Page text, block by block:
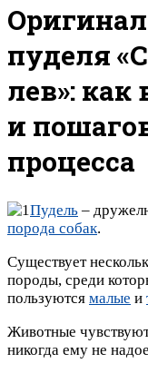
пуделя
лев»:
и
процесса
Пудель –
порода собак.
Существует
породы, среди
пользуются малые и
Животные
никогда ему не